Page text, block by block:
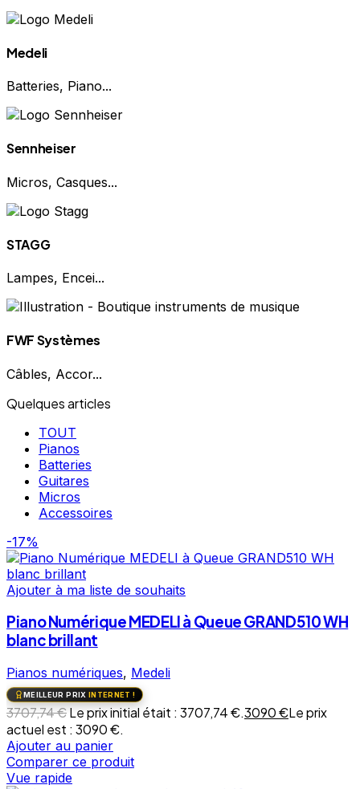
Medeli
Batteries, Piano...
Sennheiser
Micros, Casques...
STAGG
Lampes, Encei...
FWF Systèmes
Câbles, Accor...
Quelques articles
TOUT
Pianos
Batteries
Guitares
Micros
Accessoires
-17%
Ajouter à ma liste de souhaits
Piano Numérique MEDELI à Queue GRAND510 WH
blanc brillant
Pianos numériques, Medeli
MEILLEUR PRIX INTERNET !
3707,74€Le prix initial était : 3707,74 €.3090€Le prix
actuel est : 3090 €.
Ajouter au panier
Comparer ce produit
Vue rapide